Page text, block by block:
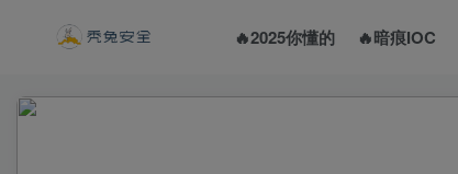
🔥2025你懂的 🔥暗痕IOC